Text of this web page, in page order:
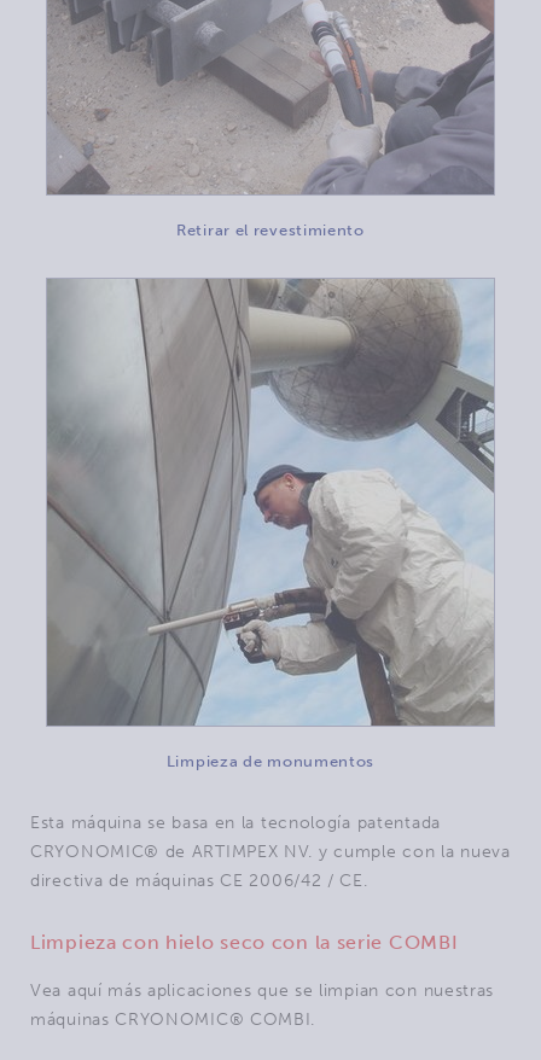
Retirar el revestimiento
Limpieza de monumentos
Esta máquina se basa en la tecnología patentada
CRYONOMIC® de ARTIMPEX NV. y cumple con la nueva
directiva de máquinas CE 2006/42 / CE.
Limpieza con hielo seco con la serie COMBI
Vea aquí más aplicaciones que se limpian con nuestras
máquinas CRYONOMIC® COMBI.